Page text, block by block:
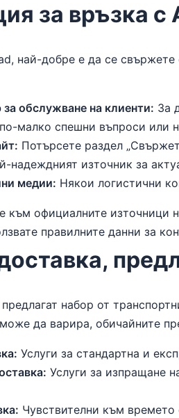
за връзка с
най-добре е да се
обслужване на клиенти: За
малко спешни въпроси или
Потърсете раздел
надеждният източник за
медии: Някои логистични
към официалните източници
правилните данни за
набор от
да варира, обичайните
Услуги за стандартна и
Услуги за изпращане
Чувствителни към